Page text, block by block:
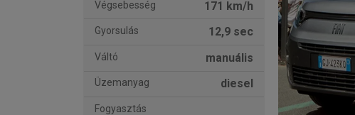
Végsebesség 171 km/h
Gyorsulás 12,9 sec
Váltó manuális
Üzemanyag diesel
Fogyasztás